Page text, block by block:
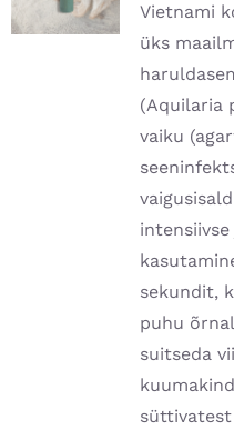
Vietnami
üks
(Aquilaria
vaiku
sekundit,
puhu
suitseda